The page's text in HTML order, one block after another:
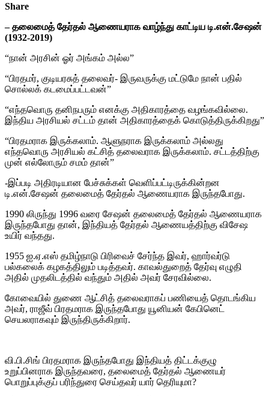
Share
– தலைமைத் தேர்தல் ஆணையராக வாழ்ந்து காட்டிய டி.என்.சேஷன்
(1932-2019)
“நான் அரசின் ஓர் அங்கம் அல்ல”
“பிரதமர், குடியரசுத் தலைவர்- இருவருக்கு மட்டுமே நான் பதில்
சொல்லக் கடமைப்பட்டவன்”
“எந்தவொரு தனிநபரும் எனக்கு அதிகாரத்தை வழங்கவில்லை.
இந்திய அரசியல் சட்டம் தான் அதிகாரத்தைக் கொடுத்திருக்கிறது”
“பிரதமராக இருக்கலாம். ஆளுநராக இருக்கலாம் அல்லது
எந்தவொரு அரசியல் கட்சித் தலைவராக இருக்கலாம். சட்டத்திற்கு
முன் எல்லோரும் சமம் தான்”
-இப்படி அதிரடியான பேச்சுக்கள் வெளிப்பட்டிருக்கின்றன
டி.என்.சேஷன் தலைமைத் தேர்தல் ஆணையராக இருந்தபோது.
1990 லிருந்து 1996 வரை சேஷன் தலைமைத் தேர்தல் ஆணையராக
இருந்தபோது தான், இந்தியத் தேர்தல் ஆணையத்திற்கு விசேஷ
உயிர் வந்தது.
1955 ஐ.ஏ.எஸ் தமிழ்நாடு பிரிவைச் சேர்ந்த இவர், ஹார்வர்டு
பல்கலைக் கழகத்திலும் படித்தவர். காவல்துறைத் தேர்வு எழுதி
அதில் முதலிடத்தில் வந்தும் அதில் அவர் சேரவில்லை.
கோவையில் துணை ஆட்சித் தலைவராகப் பணியைத் தொடங்கிய
அவர், ராஜீவ் பிரதமராக இருந்தபோது யூனியன் கேபினெட்
செயலராகவும் இருந்திருக்கிறார்.
வி.பி.சிங் பிரதமராக இருந்தபோது இந்தியத் திட்டக்குழு
உறுப்பினராக இருந்தவரை, தலைமைத் தேர்தல் ஆணையர்
பொறுப்புக்குப் பரிந்துரை செய்தவர் யார் தெரியுமா?